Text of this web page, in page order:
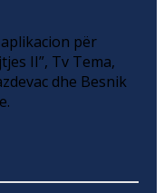
për
II”, Tv Tema,
dhe Besnik